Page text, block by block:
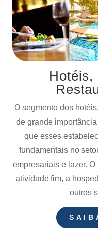
Hotéis,
O segmento dos
de grande
que esses
fundamentais no
empresariais e lazer.
atividade fim, a
outros